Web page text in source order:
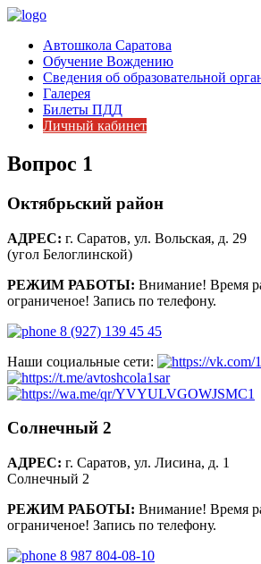
Автошкола Саратова
Обучение Вождению
Сведения об образовательной
Галерея
Билеты ПДД
Личный кабинет
Вопрос 1
Октябрьский район
АДРЕС: г. Саратов, ул. Вольская, д. 29
(угол Белоглинской)
РЕЖИМ РАБОТЫ: Внимание! Время
ограниченое! Запись по телефону.
8 (927) 139 45 45
Наши социальные сети:
Солнечный 2
АДРЕС: г. Саратов, ул. Лисина, д. 1
Солнечный 2
РЕЖИМ РАБОТЫ: Внимание! Время
ограниченое! Запись по телефону.
8 987 804-08-10